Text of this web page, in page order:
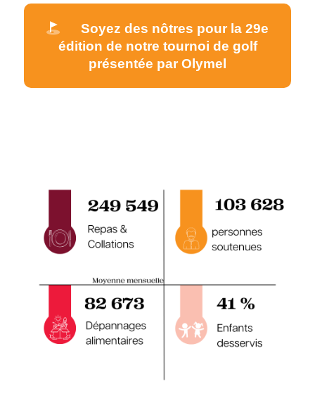
Soyez des nôtres pour la 29e
édition de notre tournoi de golf
présentée par Olymel